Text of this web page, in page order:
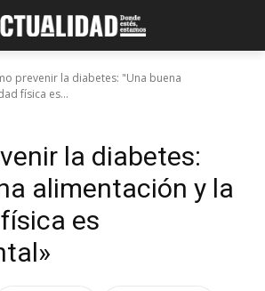
prevenir la diabetes: "Una buena
física es...
la diabetes:
alimentación y la
es